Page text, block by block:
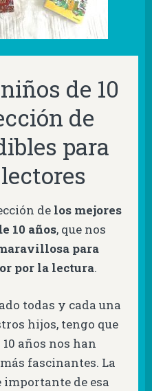
de 10
de
para
de los mejores
10 años, que nos
para
por la lectura.
todas y cada una
hijos, tengo que
años nos han
fascinantes. La
importante de esa